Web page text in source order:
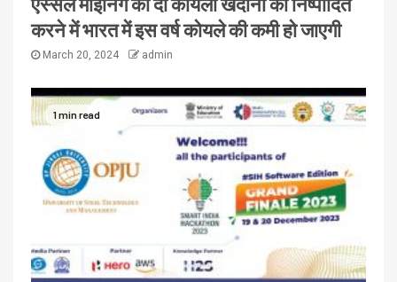
करने में भारत में इस वर्ष कोयले की कमी हो जाएगी
March 20, 2024 admin
1 min read